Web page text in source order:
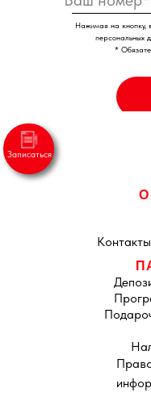
Нажимая на кнопку,
персональных
*
О